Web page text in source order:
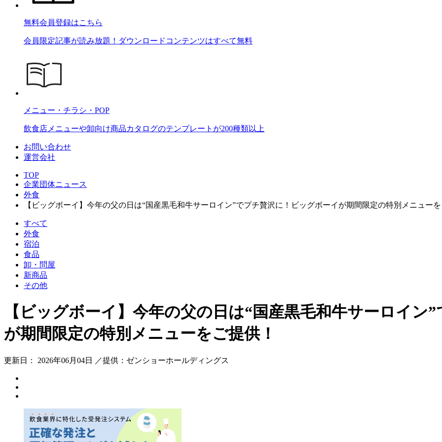
無料会員登録はこちら
会員限定記事が読み放題！ダウンロードコンテンツはすべて無料
メニュー・チラシ・POP
飲食店メニューや卸向け商品カタログのテンプレートが200種類以上
お問い合わせ
運営会社
TOP
企業団体ニュース
外食
【ビッグボーイ】今年の父の日は“国産黒毛和牛サーロイン”でプチ贅沢に！ビッグボーイが期間限定の特別メニュー
すべて
外食
宿泊
食品
卸・問屋
新商品
その他
【ビッグボーイ】今年の父の日は“国産黒毛和牛サーロイン
が期間限定の特別メニューをご提供！
更新日： 2026年06月04日 ／提供：ゼンショーホールディングス